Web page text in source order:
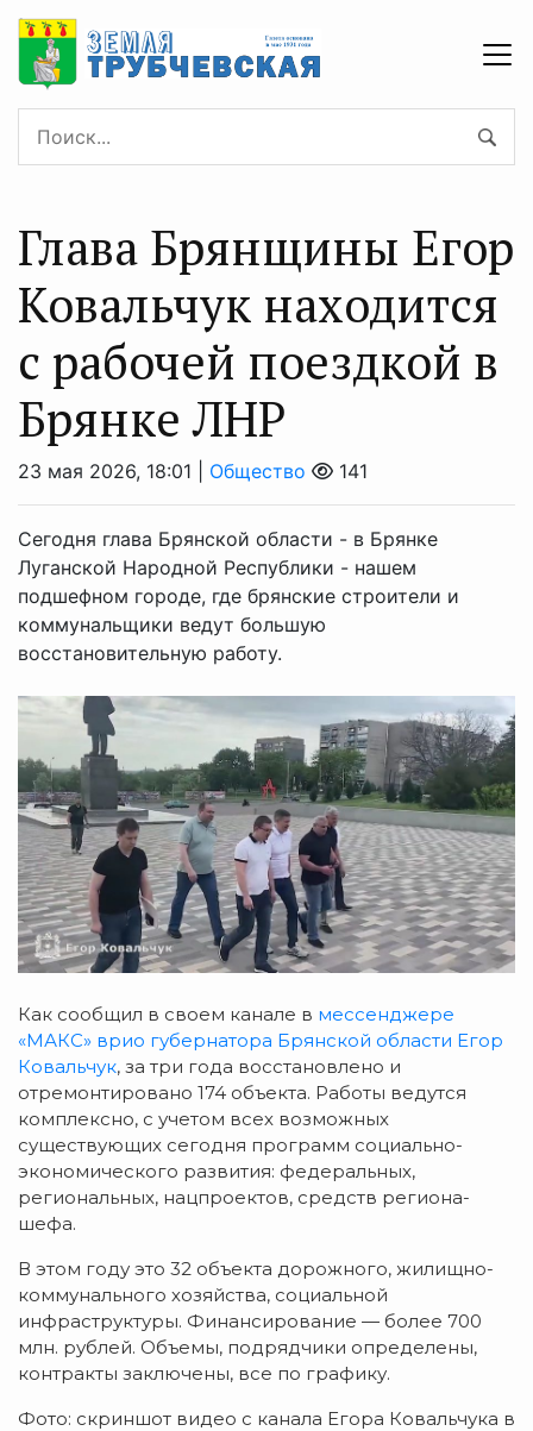
Глава Брянщины Егор
Ковальчук находится
с рабочей поездкой в
Брянке ЛНР
23 мая 2026, 18:01 | Общество 141
Сегодня глава Брянской области - в Брянке
Луганской Народной Республики - нашем
подшефном городе, где брянские строители и
коммунальщики ведут большую
восстановительную работу.
Как сообщил в своем канале в мессенджере
«МАКС» врио губернатора Брянской области Егор
Ковальчук, за три года восстановлено и
отремонтировано 174 объекта. Работы ведутся
комплексно, с учетом всех возможных
существующих сегодня программ социально-
экономического развития: федеральных,
региональных, нацпроектов, средств региона-
шефа.
В этом году это 32 объекта дорожного, жилищно-
коммунального хозяйства, социальной
инфраструктуры. Финансирование — более 700
млн. рублей. Объемы, подрядчики определены,
контракты заключены, все по графику.
Фото: скриншот видео с канала Егора Ковальчука в